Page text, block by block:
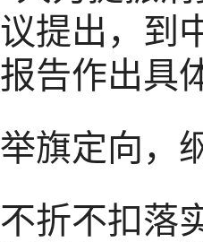
议提出，到
报告作出具
举旗定向，
不折不扣落